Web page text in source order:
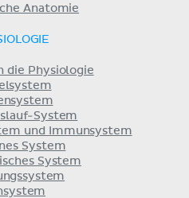
Anatomie
die Physiologie
System
und Immunsystem
System
System